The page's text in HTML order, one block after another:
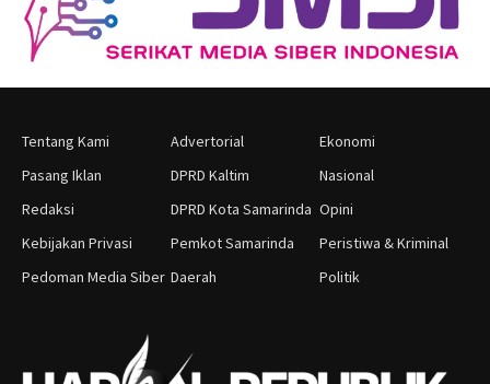
Tentang Kami
Pasang Iklan
Redaksi
Kebijakan Privasi
Pedoman Media Siber
Advertorial
DPRD Kaltim
DPRD Kota Samarinda
Pemkot Samarinda
Daerah
Ekonomi
Nasional
Opini
Peristiwa & Kriminal
Politik